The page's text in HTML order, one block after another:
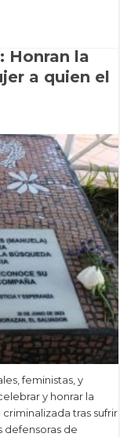
Honran la
a quien el
feministas, y
y honrar la
tras sufrir
defensoras de